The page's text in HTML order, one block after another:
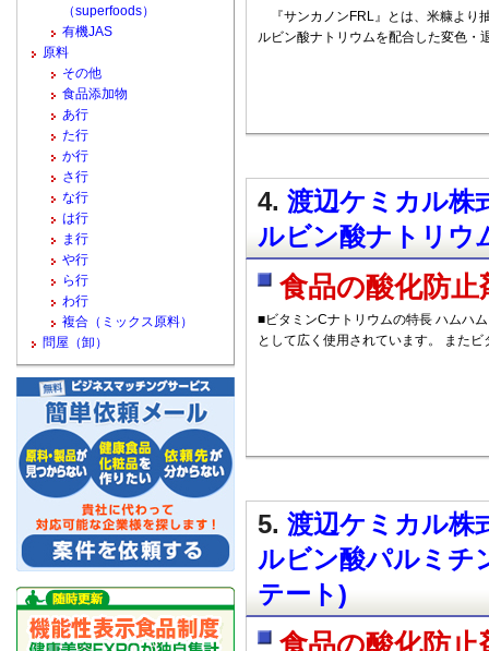
『サンカノンFRL』とは、米糠より
ルビン酸ナトリウムを配合した変色・
4. 渡辺ケミカル株
ルビン酸ナトリウ
食品の酸化防止
■ビタミンCナトリウムの特長 ハムハ
として広く使用されています。 またビ
5. 渡辺ケミカル株
ルビン酸パルミチ
テート)
食品の酸化防止
（superfoods）
有機JAS
原料
その他
食品添加物
あ行
た行
か行
さ行
な行
は行
ま行
や行
ら行
わ行
複合（ミックス原料）
問屋（卸）